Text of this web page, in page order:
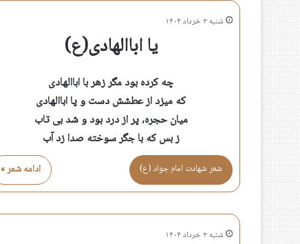
شنبه ۳ خرداد ۱۴۰۴
یا اباالهادی(ع)
چه کرده بود مگر زهر با اباالهادی
که میزد از عطشش دست و پا اباالهادی
میان حجره، پر از درد بود و شد بی تاب
ز بس که با جگر سوخته صدا زد آب
ادامه شعر » شعر شهادت امام جواد (ع)
شنبه ۳ خرداد ۱۴۰۴